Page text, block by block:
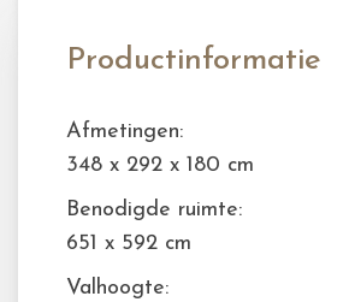
Productinformatie
Afmetingen:
348 x 292 x 180 cm
Benodigde ruimte:
651 x 592 cm
Valhoogte: